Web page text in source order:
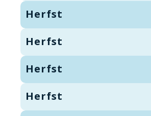
Herfst
Herfst
Herfst
Herfst